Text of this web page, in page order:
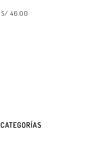
S/ 46.00
CATEGORÍAS